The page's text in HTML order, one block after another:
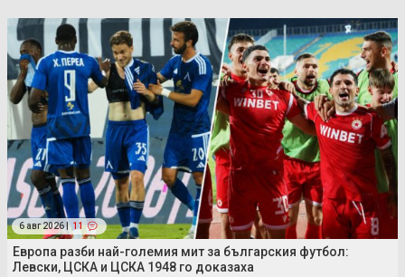
6 авг 2026 | 11
Европа разби най-големия мит за българския футбол:
Левски, ЦСКА и ЦСКА 1948 го доказаха